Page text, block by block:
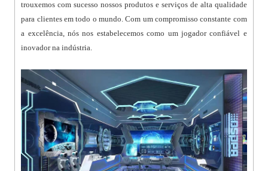
trouxemos com sucesso nossos produtos e serviços de alta qualidade
para clientes em todo o mundo. Com um compromisso constante com
a excelência, nós nos estabelecemos como um jogador confiável e
inovador na indústria.